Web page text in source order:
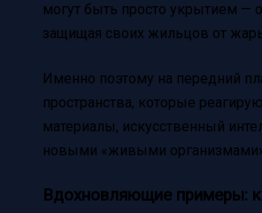
могут быть просто укрытием —
защищая своих жильцов от
Именно поэтому на передний
пространства, которые
материалы, искусственный
новыми «живыми
Вдохновляющие примеры: